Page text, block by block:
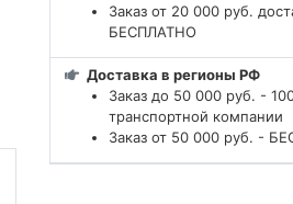
Заказ от 20 000 руб.
БЕСПЛАТНО
Доставка в регионы РФ
Заказ до 50 000 руб. -
транспортной компании
Заказ от 50 000 руб. -